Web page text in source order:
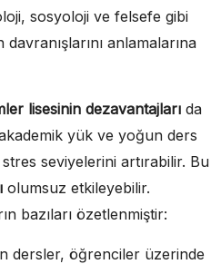
sosyoloji ve felsefe gibi
anlamalarına
lisesinin dezavantajları da
yük ve yoğun ders
seviyelerini artırabilir. Bu
olumsuz etkileyebilir.
bazıları özetlenmiştir:
dersler, öğrenciler üzerinde